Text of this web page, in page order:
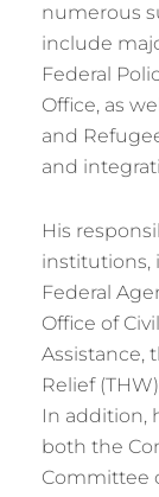
numerous
include
Federal
Office, as
and
and
His
institutions,
Federal
Office of
Assistance,
Relief
In addition,
both the
Committee